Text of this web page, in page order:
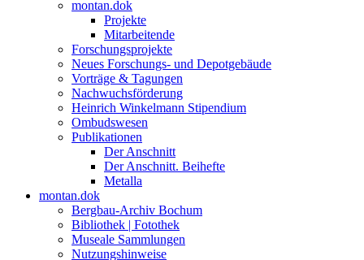
montan.dok
Projekte
Mitarbeitende
Forschungsprojekte
Neues Forschungs- und Depotgebäude
Vorträge & Tagungen
Nachwuchsförderung
Heinrich Winkelmann Stipendium
Ombudswesen
Publikationen
Der Anschnitt
Der Anschnitt. Beihefte
Metalla
montan.dok
Bergbau-Archiv Bochum
Bibliothek | Fotothek
Museale Sammlungen
Nutzungshinweise